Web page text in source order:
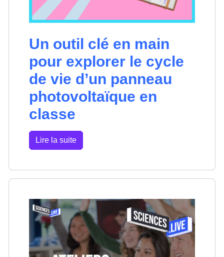
Un outil clé en main
pour explorer le cycle
de vie d’un panneau
photovoltaïque en
classe
Lire la suite